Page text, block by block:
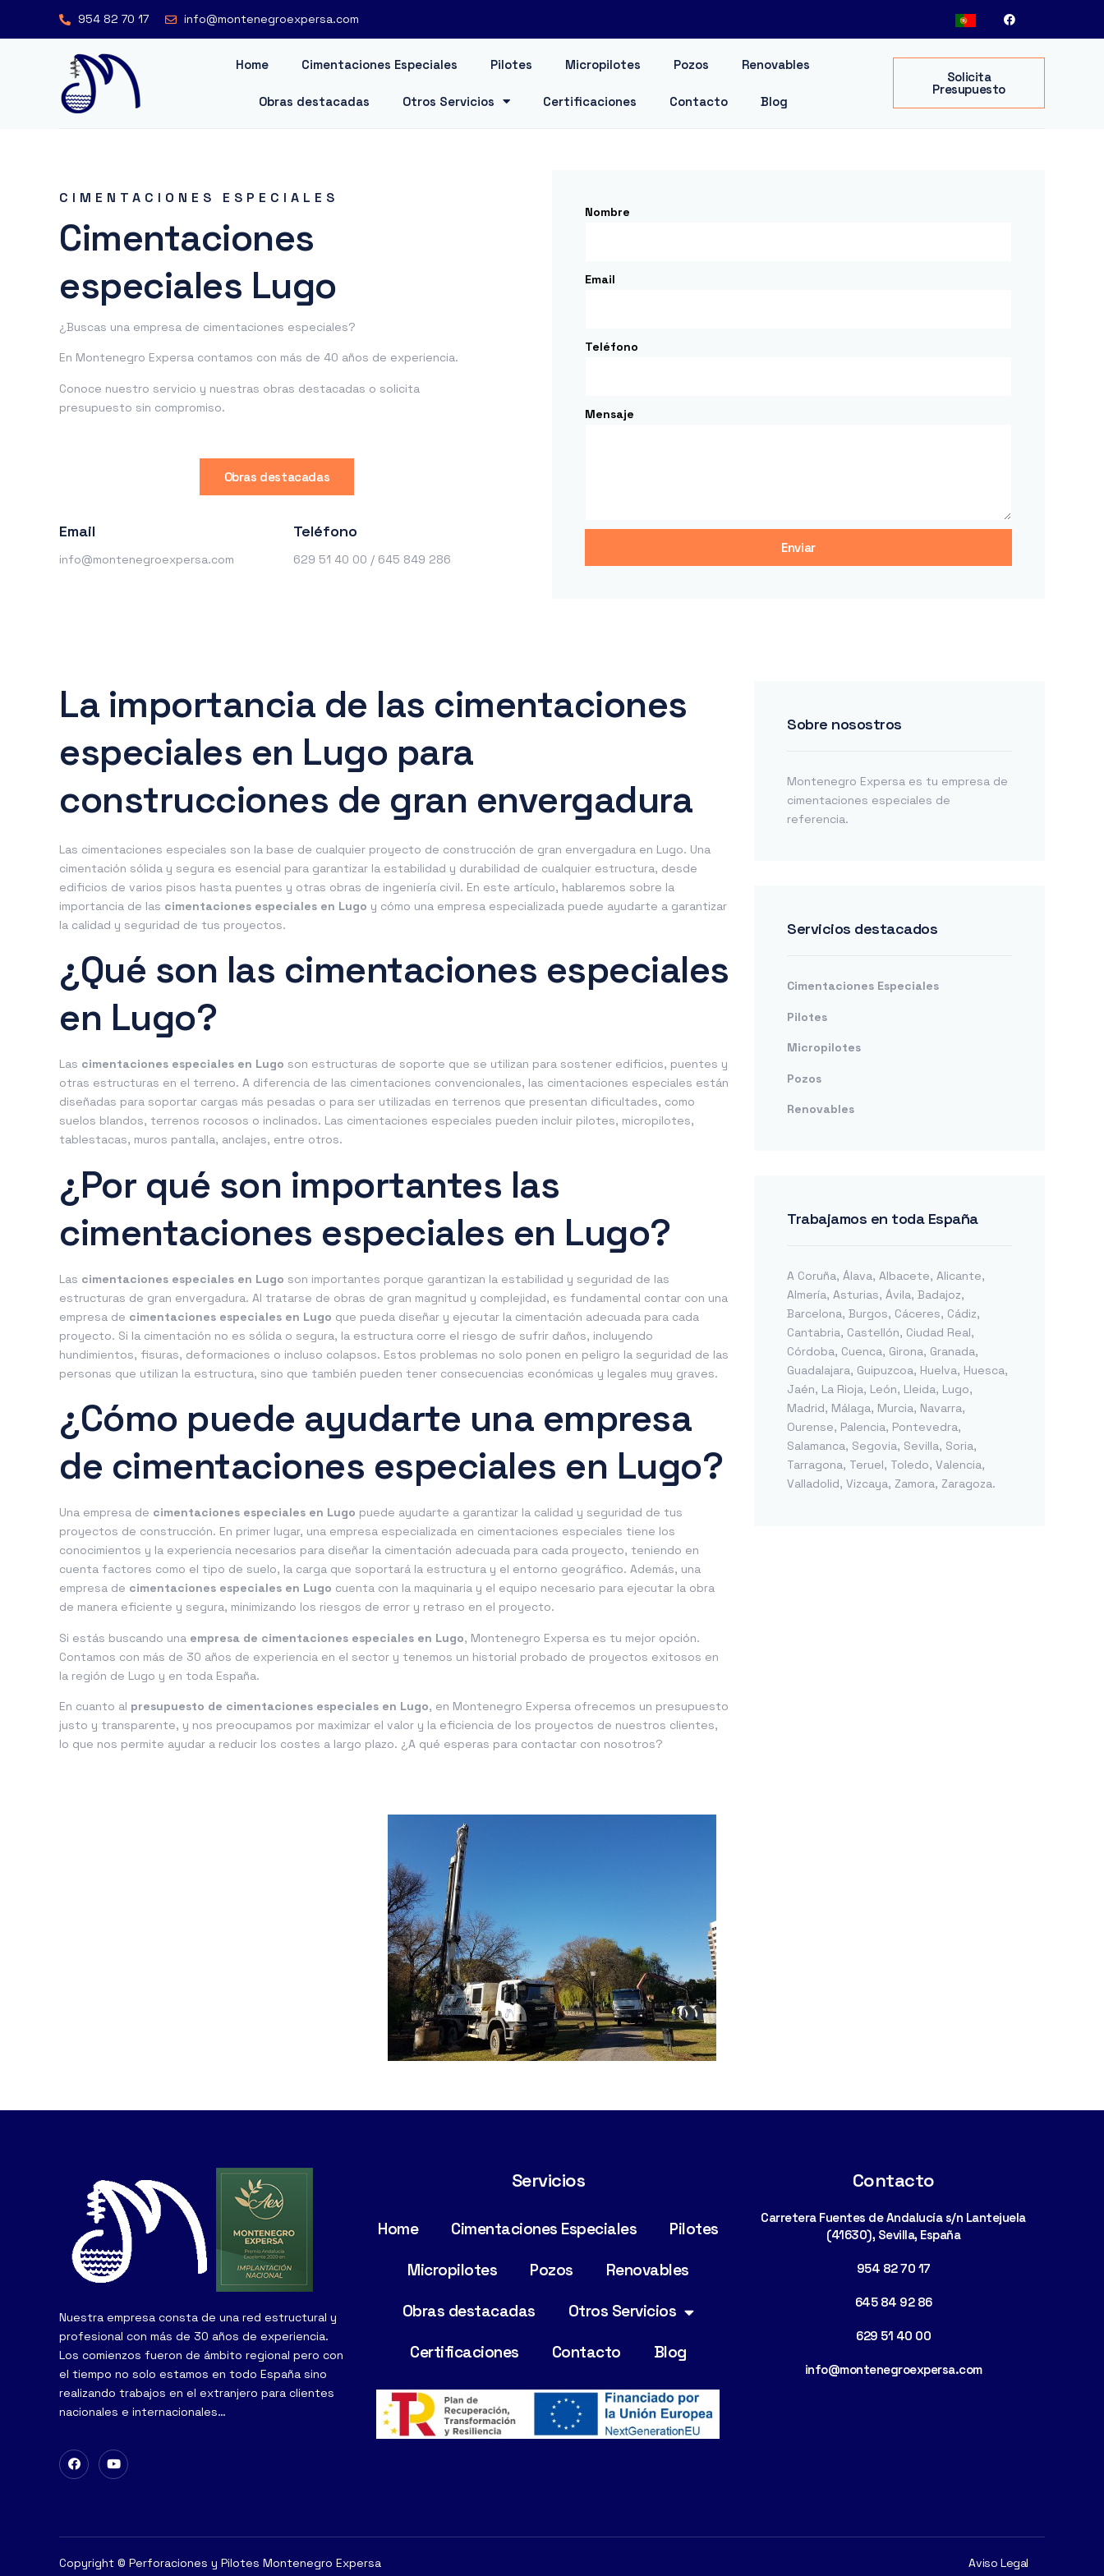
954 82 70 17 info@montenegroexpersa.com
Home Cimentaciones Especiales Pilotes Micropilotes Pozos Renovables
Obras destacadas Otros Servicios Certificaciones Contacto Blog
Solicita
Presupuesto
CIMENTACIONES ESPECIALES
Cimentaciones
especiales Lugo
¿Buscas una empresa de cimentaciones especiales?
En Montenegro Expersa contamos con más de 40 años de experiencia.
Conoce nuestro servicio y nuestras obras destacadas o solicita
presupuesto sin compromiso.
Obras destacadas
Email
info@montenegroexpersa.com
Teléfono
629 51 40 00 / 645 849 286
Nombre
Email
Teléfono
Mensaje
Enviar
La importancia de las cimentaciones
especiales en Lugo para
construcciones de gran envergadura
Las cimentaciones especiales son la base de cualquier proyecto de construcción de gran envergadura en Lugo. Una
cimentación sólida y segura es esencial para garantizar la estabilidad y durabilidad de cualquier estructura, desde
edificios de varios pisos hasta puentes y otras obras de ingeniería civil. En este artículo, hablaremos sobre la
importancia de las cimentaciones especiales en Lugo y cómo una empresa especializada puede ayudarte a garantizar
la calidad y seguridad de tus proyectos.
¿Qué son las cimentaciones especiales
en Lugo?
Las cimentaciones especiales en Lugo son estructuras de soporte que se utilizan para sostener edificios, puentes y
otras estructuras en el terreno. A diferencia de las cimentaciones convencionales, las cimentaciones especiales están
diseñadas para soportar cargas más pesadas o para ser utilizadas en terrenos que presentan dificultades, como
suelos blandos, terrenos rocosos o inclinados. Las cimentaciones especiales pueden incluir pilotes, micropilotes,
tablestacas, muros pantalla, anclajes, entre otros.
¿Por qué son importantes las
cimentaciones especiales en Lugo?
Las cimentaciones especiales en Lugo son importantes porque garantizan la estabilidad y seguridad de las
estructuras de gran envergadura. Al tratarse de obras de gran magnitud y complejidad, es fundamental contar con una
empresa de cimentaciones especiales en Lugo que pueda diseñar y ejecutar la cimentación adecuada para cada
proyecto. Si la cimentación no es sólida o segura, la estructura corre el riesgo de sufrir daños, incluyendo
hundimientos, fisuras, deformaciones o incluso colapsos. Estos problemas no solo ponen en peligro la seguridad de las
personas que utilizan la estructura, sino que también pueden tener consecuencias económicas y legales muy graves.
¿Cómo puede ayudarte una empresa
de cimentaciones especiales en Lugo?
Una empresa de cimentaciones especiales en Lugo puede ayudarte a garantizar la calidad y seguridad de tus
proyectos de construcción. En primer lugar, una empresa especializada en cimentaciones especiales tiene los
conocimientos y la experiencia necesarios para diseñar la cimentación adecuada para cada proyecto, teniendo en
cuenta factores como el tipo de suelo, la carga que soportará la estructura y el entorno geográfico. Además, una
empresa de cimentaciones especiales en Lugo cuenta con la maquinaria y el equipo necesario para ejecutar la obra
de manera eficiente y segura, minimizando los riesgos de error y retraso en el proyecto.
Si estás buscando una empresa de cimentaciones especiales en Lugo, Montenegro Expersa es tu mejor opción.
Contamos con más de 30 años de experiencia en el sector y tenemos un historial probado de proyectos exitosos en
la región de Lugo y en toda España.
En cuanto al presupuesto de cimentaciones especiales en Lugo, en Montenegro Expersa ofrecemos un presupuesto
justo y transparente, y nos preocupamos por maximizar el valor y la eficiencia de los proyectos de nuestros clientes,
lo que nos permite ayudar a reducir los costes a largo plazo. ¿A qué esperas para contactar con nosotros?
Sobre nosostros
Montenegro Expersa es tu empresa de
cimentaciones especiales de
referencia.
Servicios destacados
Cimentaciones Especiales
Pilotes
Micropilotes
Pozos
Renovables
Trabajamos en toda España
A Coruña, Álava, Albacete, Alicante,
Almería, Asturias, Ávila, Badajoz,
Barcelona, Burgos, Cáceres, Cádiz,
Cantabria, Castellón, Ciudad Real,
Córdoba, Cuenca, Girona, Granada,
Guadalajara, Guipuzcoa, Huelva, Huesca,
Jaén, La Rioja, León, Lleida, Lugo,
Madrid, Málaga, Murcia, Navarra,
Ourense, Palencia, Pontevedra,
Salamanca, Segovia, Sevilla, Soria,
Tarragona, Teruel, Toledo, Valencia,
Valladolid, Vizcaya, Zamora, Zaragoza.
Nuestra empresa consta de una red estructural y
profesional con más de 30 años de experiencia.
Los comienzos fueron de ámbito regional pero con
el tiempo no solo estamos en todo España sino
realizando trabajos en el extranjero para clientes
nacionales e internacionales…
Servicios
Home Cimentaciones Especiales
Pilotes
Micropilotes
Pozos
Renovables
Obras destacadas
Otros Servicios
Certificaciones
Contacto Blog
Contacto
Carretera Fuentes de Andalucía s/n Lantejuela
(41630), Sevilla, España
954 82 70 17
645 84 92 86
629 51 40 00
info@montenegroexpersa.com
Copyright © Perforaciones y Pilotes Montenegro Expersa Aviso Legal